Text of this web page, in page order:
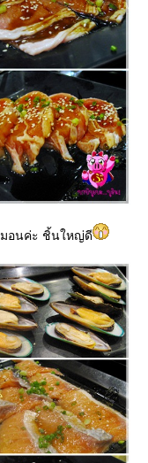
มอนค่ะ ชิ้นใหญ่ดี